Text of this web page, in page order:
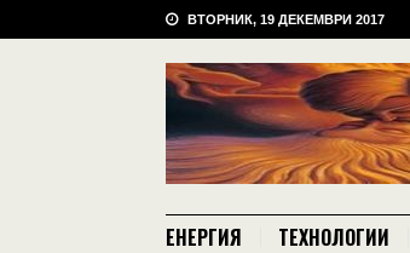
ВТОРНИК, 19 ДЕКЕМВРИ 2017
ЕНЕРГИЯ ТЕХНОЛОГИИ